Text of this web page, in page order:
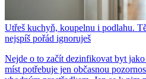
Utřeš kuchyň, koupelnu i podlahu.
nejspíš pořád ignoruješ
Nejde o to začít dezinfikovat byt
míst potřebuje jen občasnou